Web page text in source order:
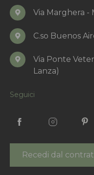
Via Marghera -
C.so Buenos
Via Ponte
Lanza)
Seguici
Recedi dal